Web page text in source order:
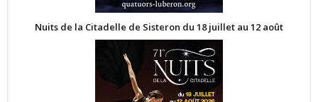
Nuits de la Citadelle de Sisteron du 18 juillet au 12 août